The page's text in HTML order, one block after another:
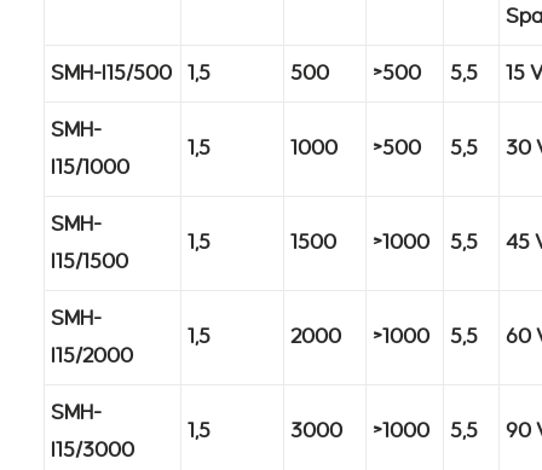
SMH-I15/500 1,5 500 >500 5,5 15
SMH-
I15/1000
1,5 1000 >500 5,5 30
SMH-
I15/1500
1,5 1500 >1000 5,5 45
SMH-
I15/2000
1,5 2000 >1000 5,5 60
SMH-
I15/3000
1,5 3000 >1000 5,5 90